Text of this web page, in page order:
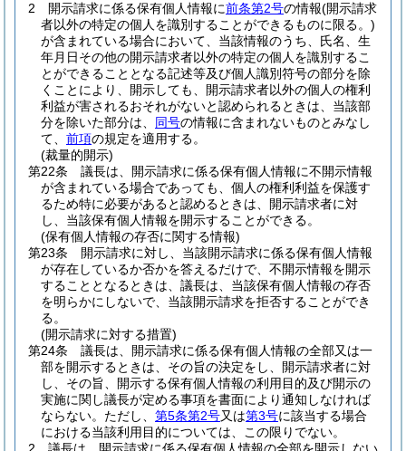
2
開示請求に係る保有個人情報に前条第2号の情報(開示請求
者以外の特定の個人を識別することができるものに限る。)
が含まれている場合において、当該情報のうち、氏名、生
年月日その他の開示請求者以外の特定の個人を識別するこ
とができることとなる記述等及び個人識別符号の部分を除
くことにより、開示しても、開示請求者以外の個人の権利
利益が害されるおそれがないと認められるときは、当該部
分を除いた部分は、 同号の情報に含まれないものとみなし
て、 前項の規定を適用する。
(裁量的開示)
第22条
議長は、開示請求に係る保有個人情報に不開示情報
が含まれている場合であっても、個人の権利利益を保護す
るため特に必要があると認めるときは、開示請求者に対
し、当該保有個人情報を開示することができる。
(保有個人情報の存否に関する情報)
第23条
開示請求に対し、当該開示請求に係る保有個人情報
が存在しているか否かを答えるだけで、不開示情報を開示
することとなるときは、議長は、当該保有個人情報の存否
を明らかにしないで、当該開示請求を拒否することができ
る。
(開示請求に対する措置)
第24条
議長は、開示請求に係る保有個人情報の全部又は一
部を開示するときは、その旨の決定をし、開示請求者に対
し、その旨、開示する保有個人情報の利用目的及び開示の
実施に関し議長が定める事項を書面により通知しなければ
ならない。 ただし、 第5条第2号又は第3号に該当する場合
における当該利用目的については、この限りでない。